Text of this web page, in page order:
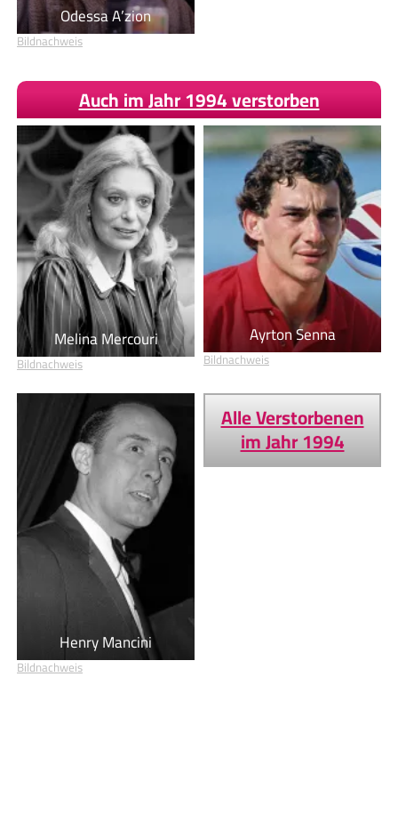
Odessa A’zion
Bildnachweis
Auch im Jahr 1994 verstorben
Melina Mercouri
Bildnachweis
Ayrton Senna
Bildnachweis
Henry Mancini
Bildnachweis
Alle Verstorbenen
im Jahr 1994